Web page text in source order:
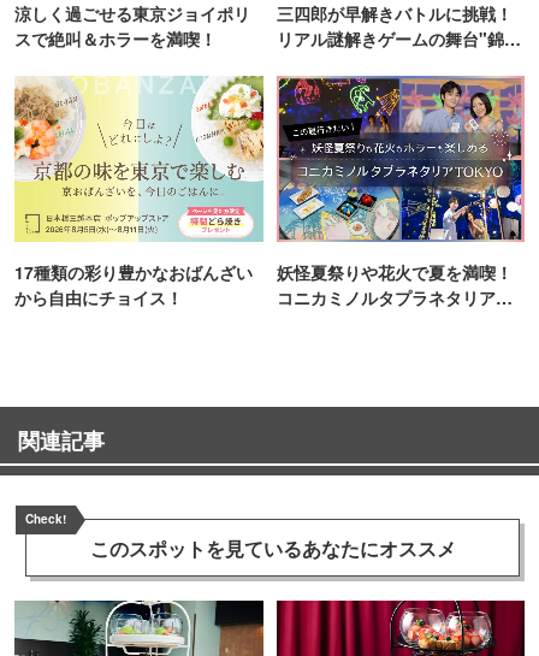
涼しく過ごせる東京ジョイポリ
スで絶叫＆ホラーを満喫！
三四郎が早解きバトルに挑戦！
リアル謎解きゲームの舞台"錦糸
17種類の彩り豊かなおばんざい
から自由にチョイス！
妖怪夏祭りや花火で夏を満喫！
コニカミノルタプラネタリア
関連記事
Check!
このスポットを見ているあなたにオススメ